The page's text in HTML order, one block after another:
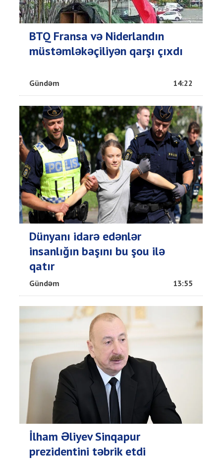
BTQ Fransa və Niderlandın
müstəmləkəçiliyən qarşı çıxdı
Gündəm 14:22
Dünyanı idarə edənlər
insanlığın başını bu şou ilə
qatır
Gündəm 13:55
İlham Əliyev Sinqapur
prezidentini təbrik etdi